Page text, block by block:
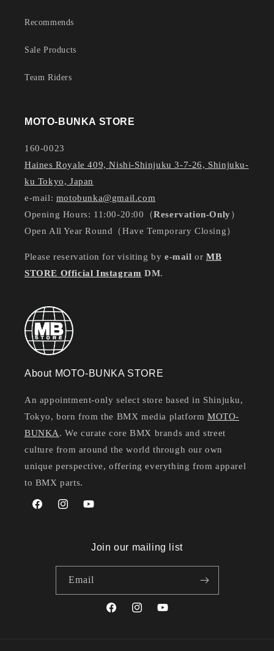
Recommends
Sale Products
Team Riders
MOTO-BUNKA STORE
160-0023
Haines Royale 409, Nishi-Shinjuku 3-7-26, Shinjuku-
ku Tokyo, Japan
e-mail: motobunka@gmail.com
Opening Hours: 11:00-20:00（Reservation-Only）
Open All Year Round（Have Temporary Closing）
Please reservation for visiting by e-mailorMB
STORE Official Instagram DM.
About MOTO-BUNKA STORE
An appointment-only select store based in Shinjuku,
Tokyo, born from the BMX media platformMOTO-
BUNKA. We curate core BMX brands and street
culture from around the world through our own
unique perspective, offering everything from apparel
to BMX parts.
FacebookInstagramYouTube
Join our mailing list
Email
FacebookInstagramYouTube